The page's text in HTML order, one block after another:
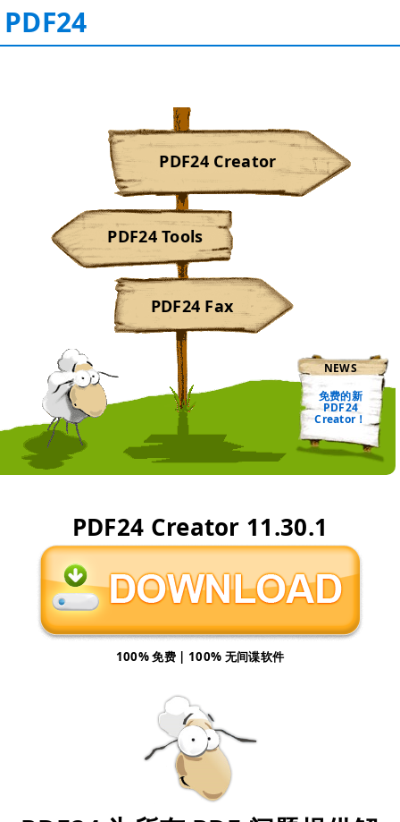
PDF24
PDF24 Creator
PDF24 Tools
PDF24 Fax
NEWS
免费的新
PDF24
Creator！
PDF24 Creator 11.30.1
100% 免费 | 100% 无间谍软件